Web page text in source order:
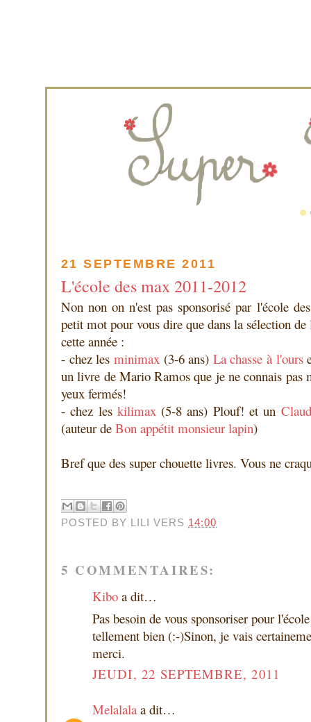
21 SEPTEMBRE 2011
L'école des max 2011-2012
Non non on n'est pas sponsorisé par l'école
petit mot pour vous dire que dans la sélection de
cette année :
- chez les minimax (3-6 ans) La chasse à l'ours
un livre de Mario Ramos que je ne connais pas
yeux fermés!
- chez les kilimax(5-8 ans) Plouf! et un
(auteur de Bon appétit monsieur lapin)
Bref que des super chouette livres. Vous ne
POSTED BY VERS 14:00
5 COMMENTAIRES:
Kibo a dit…
Pas besoin de vous sponsoriser pour
tellement bien (:-)Sinon, je vais
merci.
JEUDI, 22 SEPTEMBRE, 2011
Melalala a dit…